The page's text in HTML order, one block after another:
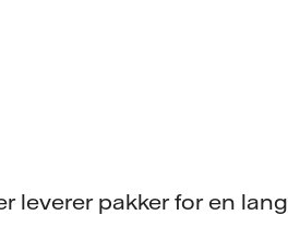
leverer pakker for en lang